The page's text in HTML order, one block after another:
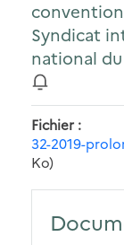
Syndicat
national
Fichier
32-2019-
Ko)